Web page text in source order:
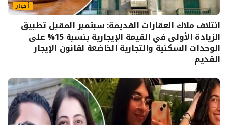
أخبار
ائتلاف ملاك العقارات القديمة: سبتمبر المقبل تطبيق
الزيادة الأولى في القيمة الإيجارية بنسبة 15% على
الوحدات السكنية والتجارية الخاضعة لقانون الإيجار
القديم